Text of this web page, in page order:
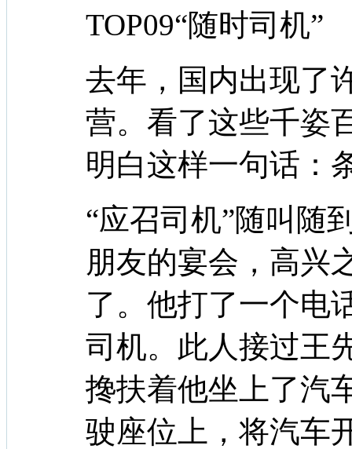
TOP09“随时司机”
去年，国内出现了
营。看了这些千姿
明白这样一句话：
“应召司机”随叫随
朋友的宴会，高兴
了。他打了一个电
司机。此人接过王
搀扶着他坐上了汽
驶座位上，将汽车